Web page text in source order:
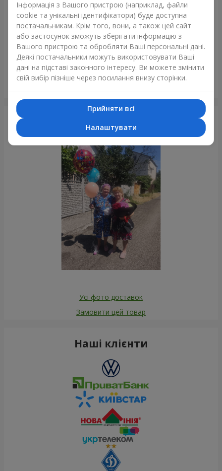
Букет з 25 червоних троянд
Фотогалерея
Усі фото доставок
Замовити цей товар
Наші клієнти
Інформація з Вашого пристрою (наприклад, файли
cookie та унікальні ідентифікатори) буде доступна
постачальникам. Крім того, вони, а також цей сайт
або застосунок зможуть зберігати інформацію з
Вашого пристрою та обробляти Ваші персональні дані.
Деякі постачальники можуть використовувати Ваші
дані на підставі законного інтересу. Ви можете змінити
свій вибір пізніше через посилання внизу сторінки.
Прийняти всі
Налаштувати